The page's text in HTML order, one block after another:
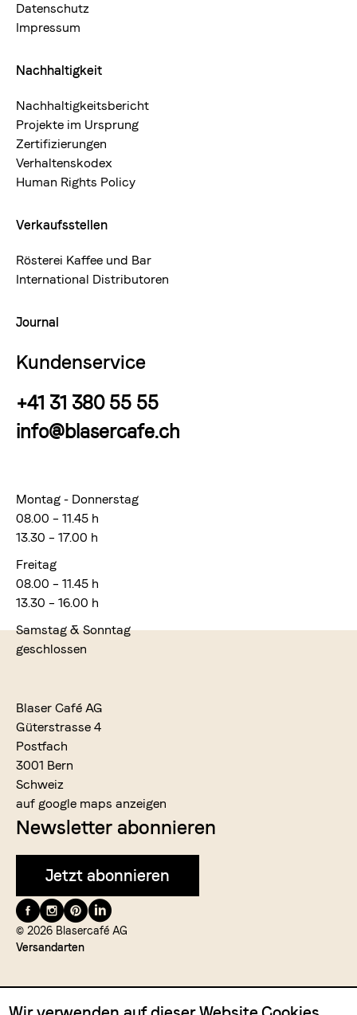
Datenschutz
Impressum
Nachhaltigkeit
Nachhaltigkeitsbericht
Projekte im Ursprung
Zertifizierungen
Verhaltenskodex
Human Rights Policy
Verkaufsstellen
Rösterei Kaffee und Bar
International Distributoren
Journal
Kundenservice
+41 31 380 55 55
info@blasercafe.ch
Montag - Donnerstag
08.00 – 11.45 h
13.30 – 17.00 h
Freitag
08.00 – 11.45 h
13.30 – 16.00 h
Samstag & Sonntag
geschlossen
Blaser Café AG
Güterstrasse 4
Postfach
3001 Bern
Schweiz
auf google maps anzeigen
Newsletter abonnieren
Jetzt abonnieren
Folge
uns
auf
© 2026 Blasercafé AG
Versandarten